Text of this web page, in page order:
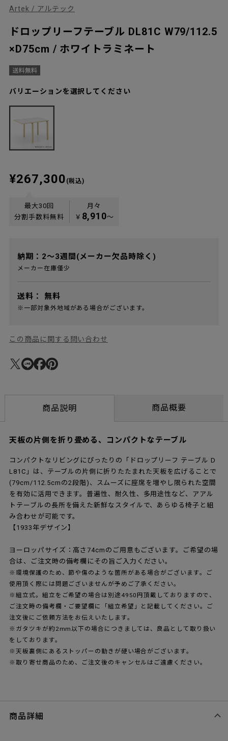
Artek / アルテック
ドロップリーフテーブル DL81C W79/112.5
×D75cm / ホワイトラミネート
バリエーションを選択してください
¥267,300 (税込)
最大30回
分割手数料無料
月々
￥ 8,910〜
納期：2～3週間(メーカー欠品時除く)
メーカー在庫僅少
送料： 無料
※一部対象外地域がある場合がございます。
この商品に関する問い合わせ
商品説明 商品概要
天板の片側を折り畳める、コンパクトなテーブル
コンパクトなリビングにぴったりの「ドロップリーフ テーブル D
L81C」は、テーブルの片側に折りたたまれた天板を広げることで
(79cm/112.5cmの2段階)、スムーズに座席を増やし限られた空間
を有効に活用できます。普遍性、耐久性、多用途性など、アアル
トテーブルの長所を備えた新鮮なスタイルで、あらゆる椅子と組
み合わせが可能です。
【1933年デザイン】
ヨーロッパサイズ：高さ74cmのご用意もございます。ご希望の場
合は、ご注文時の備考欄にその旨ご入力ください。
※環境保護のため、節や傷のような箇所がある場合がございます。ご
使用頂く際には問題ございませんが予めご了承ください。
※組立式。組立をご希望の場合は別途4950円頂戴しておりますので、
ご注文時の備考欄・ご要望欄に「組立希望」と記載してください。ご
注文後にご依頼方法をお伝えいたします。
※ガタツキが約2mm以下の場合につきましては、良品として取り扱い
をしております。
※天板裏側にあるストッパーの動きが硬い場合がございます。
※取り寄せ商品のため、ご注文後のキャンセルはご遠慮ください。
商品詳細